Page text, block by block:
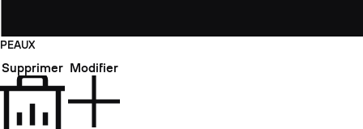
PEAUX
Supprimer Modifier